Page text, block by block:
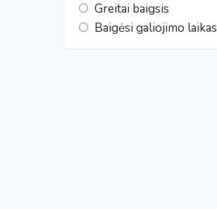
Greitai baigsis
Baigėsi galiojimo laikas